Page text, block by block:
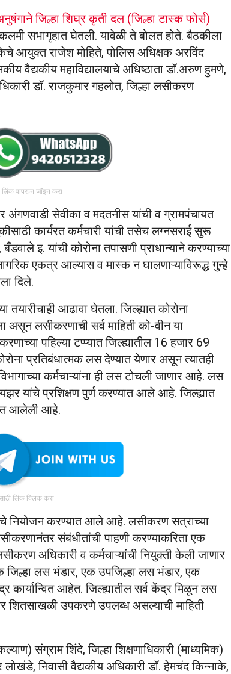
जिल्हा शिघ्र कृती दल (जिल्हा टास्क फोर्स)
सभागृहात घेतली. यावेळी ते बोलत होते. बैठकीला
आयुक्त राजेश मोहिते, पोलिस अधिक्षक अरविंद
वैद्यकीय महाविद्यालयाचे अधिष्ठाता डॉ.अरुण हुमणे,
डॉ. राजकुमार गहलोत, जिल्हा लसीकरण
वापरून जॉइन करा
अंगणवाडी सेवीका व मदतनीस यांची व ग्रामपंचायत
कार्यरत कर्मचारी यांची तसेच लग्नसराई सुरू
इ. यांची कोरोना तपासणी प्राधान्याने करण्याच्या
एकत्र आल्यास व मास्क न घालणाऱ्याविरूद्ध गुन्हे
दिले.
तयारीचाही आढावा घेतला. जिल्ह्यात कोरोना
लसीकरणाची सर्व माहिती को-वीन या
पहिल्या टप्प्यात जिल्ह्यातील 16 हजार 69
प्रतिबंधात्मक लस देण्यात येणार असून त्यातही
कर्मचाऱ्यांना ही लस टोचली जाणार आहे. लस
यांचे प्रशिक्षण पुर्ण करण्यात आले आहे. जिल्ह्यात
आलेली आहे.
लिंक क्लिक करा
नियोजन करण्यात आले आहे. लसीकरण सत्राच्या
संबंधीतांची पाहणी करण्याकरिता एक
अधिकारी व कर्मचाऱ्यांची नियुक्ती केली जाणार
जिल्हा लस भंडार, एक उपजिल्हा लस भंडार, एक
आहेत. जिल्ह्यातील सर्व केंद्र मिळून लस
उपकरणे उपलब्ध असल्याची माहिती
संग्राम शिंदे, जिल्हा शिक्षणाधिकारी (माध्यमिक)
लोखंडे, निवासी वैद्यकीय अधिकारी डॉ. हेमचंद किन्नाके,